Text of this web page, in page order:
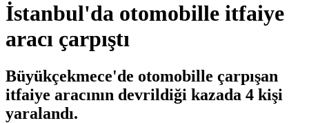
İstanbul'da otomobille itfaiye
aracı çarpıştı
Büyükçekmece'de otomobille çarpışan
itfaiye aracının devrildiği kazada 4 kişi
yaralandı.